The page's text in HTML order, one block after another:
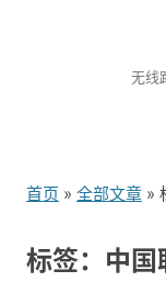
无线
首页 » 全部文章 »
标签：中国